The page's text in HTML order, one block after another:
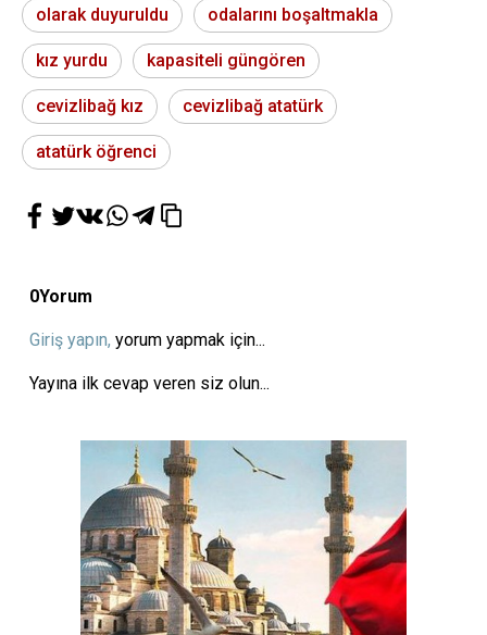
olarak duyuruldu odalarını boşaltmakla
kız yurdu kapasiteli güngören
cevizlibağ kız cevizlibağ atatürk
atatürk öğrenci
0Yorum
Giriş yapın, yorum yapmak için...
Yayına ilk cevap veren siz olun...